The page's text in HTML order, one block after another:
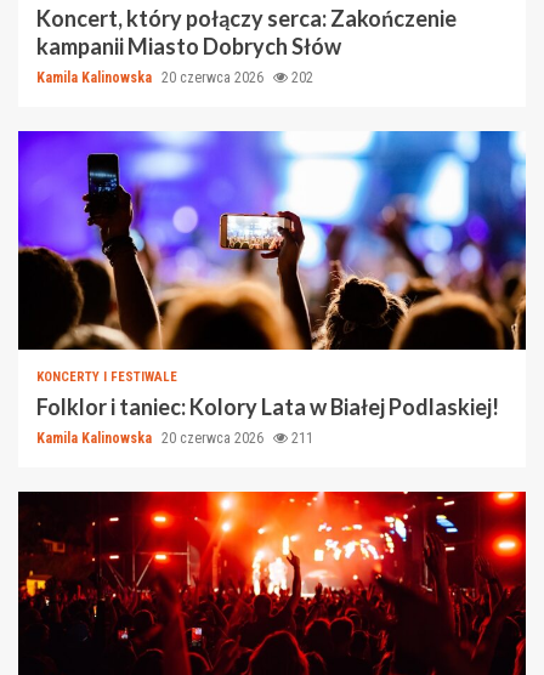
Koncert, który połączy serca: Zakończenie
kampanii Miasto Dobrych Słów
Kamila Kalinowska 20 czerwca 2026 202
KONCERTY I FESTIWALE
Folklor i taniec: Kolory Lata w Białej Podlaskiej!
Kamila Kalinowska 20 czerwca 2026 211